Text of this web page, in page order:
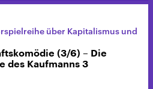
über Kapitalismus und
(3/6) – Die
des Kaufmanns 3